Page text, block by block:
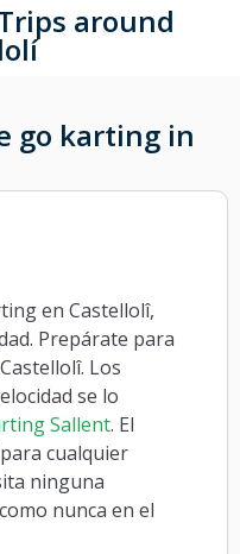
around
go karting in
en Castellolî,
Prepárate para
Los
se lo
Sallent. El
cualquier
ninguna
nunca en el